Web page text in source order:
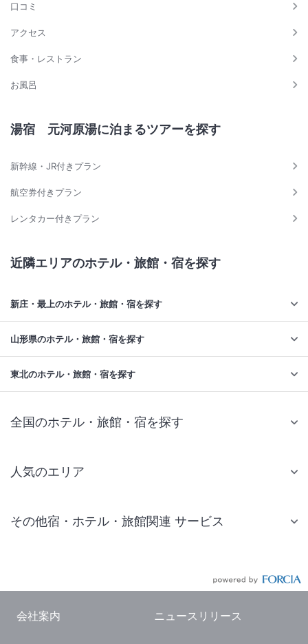
口コミ
アクセス
食事・レストラン
お風呂
湯宿 元河原湯に泊まるツアーを探す
新幹線・JR付きプラン
航空券付きプラン
レンタカー付きプラン
近隣エリアのホテル・旅館・宿を探す
新庄・最上のホテル・旅館・宿を探す
山形県のホテル・旅館・宿を探す
東北のホテル・旅館・宿を探す
全国のホテル・旅館・宿を探す
人気のエリア
仙台 ホテル
東京ドーム ホテル
その他宿・ホテル・旅館関連 サービス
会社案内 ニュースリリース